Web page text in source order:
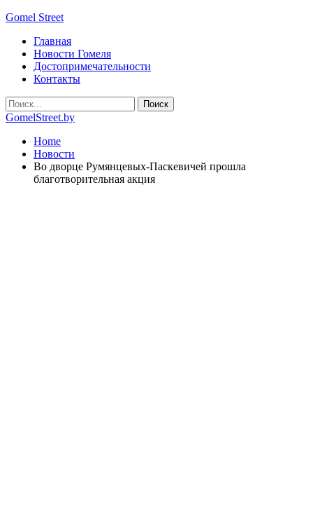
Gomel Street
Главная
Новости Гомеля
Достопримечательности
Контакты
GomelStreet.by
Home
Новости
Во дворце Румянцевых-Паскевичей прошла
благотворительная акция